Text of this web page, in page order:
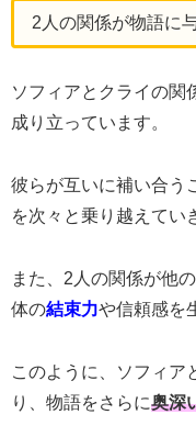
2人の関係が物語に
ソフィアとクライの関
成り立っています。
彼らが互いに補い合う
を次々と乗り越えてい
また、2人の関係が他
体の結束力や信頼感を
このように、ソフィア
り、物語をさらに奥深